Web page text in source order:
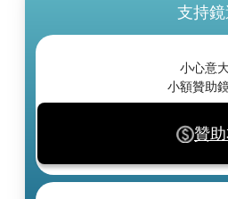
支持
小心意
小額贊助
贊